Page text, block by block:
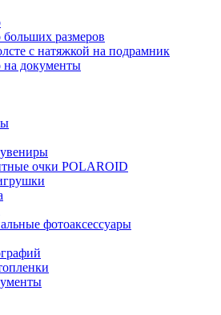
больших размеров
с натяжкой на подрамник
на документы
очки POLAROID
фотоаксессуары